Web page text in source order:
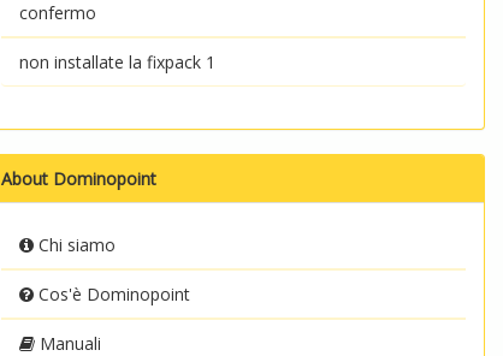
confermo
non installate la fixpack 1
About Dominopoint
Chi siamo
Cos'è Dominopoint
Manuali